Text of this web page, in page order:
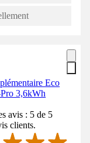
Eco
3,6kWh
avis : 5 de 5
clients.